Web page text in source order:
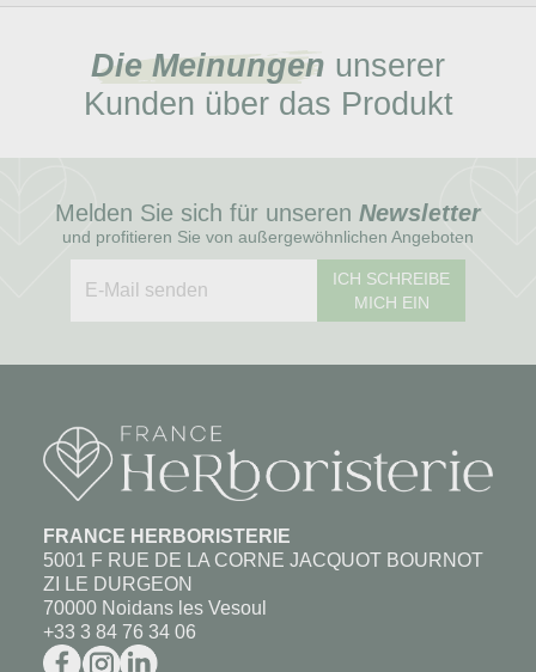
Die Meinungen unserer
Kunden über das Produkt
Melden Sie sich für unseren Newsletter
und profitieren Sie von außergewöhnlichen Angeboten
ICH SCHREIBE
MICH EIN
FRANCE HERBORISTERIE
5001 F RUE DE LA CORNE JACQUOT BOURNOT
ZI LE DURGEON
70000 Noidans les Vesoul
+33 3 84 76 34 06